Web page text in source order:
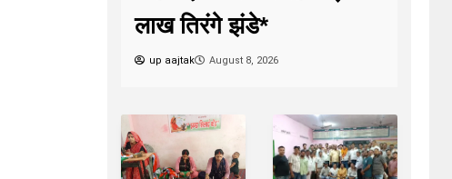
लाख तिरंगे झंडे*
up aajtak August 8, 2026